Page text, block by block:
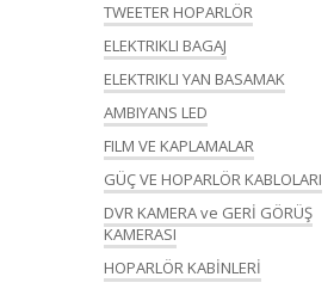
TWEETER HOPARLÖR
ELEKTRIKLI BAGAJ
ELEKTRIKLI YAN BASAMAK
AMBIYANS LED
FILM VE KAPLAMALAR
GÜÇ VE HOPARLÖR KABLOLARI
DVR KAMERA ve GERİ GÖRÜŞ
KAMERASI
HOPARLÖR KABİNLERİ